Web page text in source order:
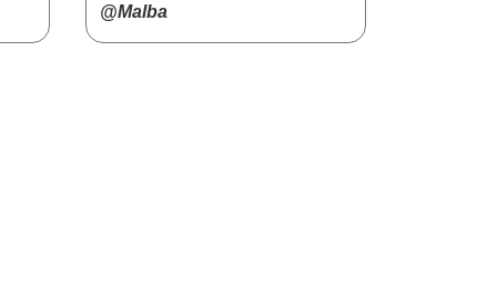
@Malba